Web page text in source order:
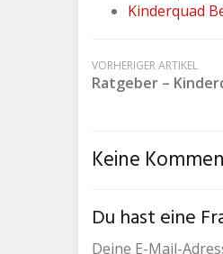
Kinderquad
VORHERIGER ARTIKEL
Ratgeber –
Keine
Du hast eine
Deine E-Mail-